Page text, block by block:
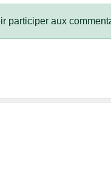
participer aux